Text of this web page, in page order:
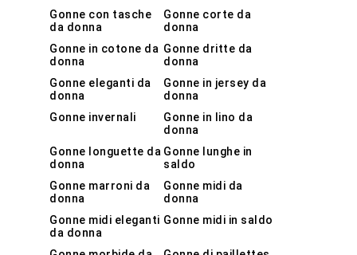
Gonne con tasche
da donna
Gonne corte da
donna
Gonne in cotone da
donna
Gonne dritte da
donna
Gonne eleganti da
donna
Gonne in jersey da
donna
Gonne invernali
Gonne in lino da
donna
Gonne longuette da
donna
Gonne lunghe in
saldo
Gonne marroni da
donna
Gonne midi da
donna
Gonne midi eleganti
da donna
Gonne midi in saldo